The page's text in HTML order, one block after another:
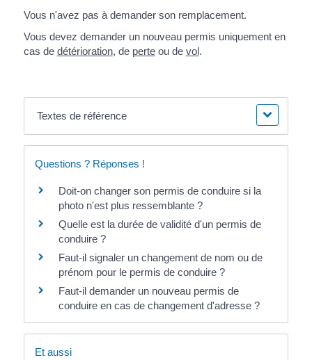
Vous n'avez pas à demander son remplacement.
Vous devez demander un nouveau permis uniquement en
cas de détérioration, de perteou de vol.
Textes de référence
Questions ? Réponses !
Doit-on changer son permis de conduire si la
photo n'est plus ressemblante ?
Quelle est la durée de validité d'un permis de
conduire ?
Faut-il signaler un changement de nom ou de
prénom pour le permis de conduire ?
Faut-il demander un nouveau permis de
conduire en cas de changement d'adresse ?
Et aussi